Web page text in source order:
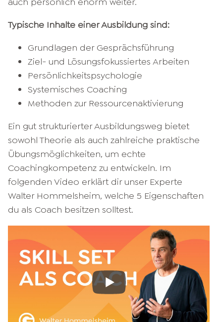
Typische Inhalte einer Ausbildung sind:
Grundlagen der Gesprächsführung
Ziel- und Lösungsfokussiertes Arbeiten
Persönlichkeitspsychologie
Systemisches Coaching
Methoden zur Ressourcenaktivierung
Ein gut strukturierter Ausbildungsweg bietet
sowohl Theorie als auch zahlreiche praktische
Übungsmöglichkeiten, um echte
Coachingkompetenz zu entwickeln. Im
folgenden Video erklärt dir unser Experte
Walter Hommelsheim, welche 5 Eigenschaften
du als Coach besitzen solltest.